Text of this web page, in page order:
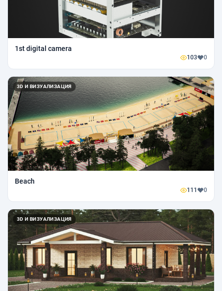
1st digital camera
103 0
3D И ВИЗУАЛИЗАЦИЯ
Beach
111 0
3D И ВИЗУАЛИЗАЦИЯ